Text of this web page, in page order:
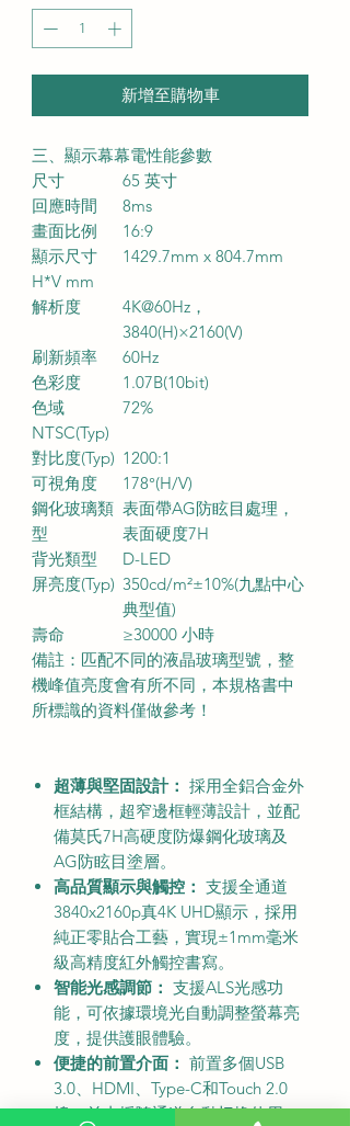
新增至購物車
三、 顯示幕幕電性能參數
尺寸
65 英寸
回應時間
8ms
畫面比例
16:9
顯示尺寸
H*V mm
1429.7mm x 804.7mm
解析度 4K@60Hz ，
3840(H)×2160(V)
刷新頻率
60Hz
色彩度
1.07B(10bit)
色域
NTSC(Typ)
72%
對比度(Typ) 1200:1
可視角度
178°(H/V)
鋼化玻璃類
型
表面帶AG防眩目處理，
表面硬度7H
背光類型
D-LED
屏亮度(Typ) 350cd/m²±10%(九點中心
典型值)
壽命
≥30000 小時
備註：匹配不同的液晶玻璃型號，整
機峰值亮度會有所不同，本規格書中
所標識的資料僅做參考！
超薄與堅固設計： 採用全鋁合金外
框結構，超窄邊框輕薄設計，並配
備莫氏7H高硬度防爆鋼化玻璃及
AG防眩目塗層。
高品質顯示與觸控： 支援全通道
3840x2160p真4K UHD顯示，採用
純正零貼合工藝，實現±1mm毫米
級高精度紅外觸控書寫。
智能光感調節： 支援ALS光感功
能，可依據環境光自動調整螢幕亮
度，提供護眼體驗。
便捷的前置介面： 前置多個USB
3.0、HDMI、Type-C和Touch 2.0
埠，並支援隨通道自動切換使用，